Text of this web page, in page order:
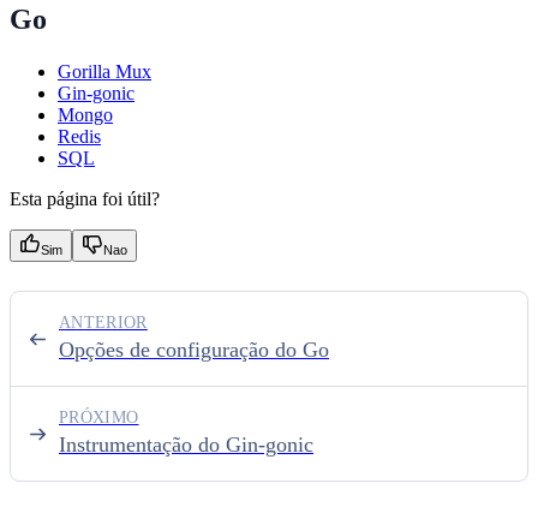
Go
Gorilla Mux
Gin-gonic
Mongo
Redis
SQL
Esta página foi útil?
Sim Nao
Opções de configuração do Go
ANTERIOR
Instrumentação do Gin-gonic
PRÓXIMO